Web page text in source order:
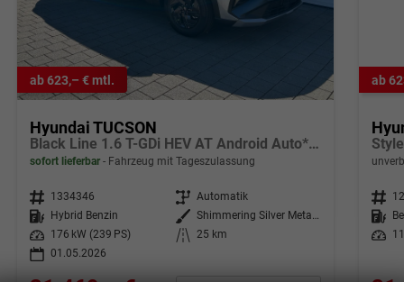
ab 623,– € mtl.
Hyundai TUCSON
Black Line 1.6 T-GDi HEV AT Android Auto*Navi*SHZ*Kamera*2Z Klimaauto*
sofort lieferbar Fahrzeug mit Tageszulassung
Fahrzeugnr. 1334346 Getriebe Automatik
Kraftstoff
Hybrid Benzin Außenfarbe
Shimmering Silver Metallic
Leistung
176 kW (239 PS) Kilometerstand
25 km
01.05.2026
ab
Fahrzeugnr.
Kraftstoff
Leistung